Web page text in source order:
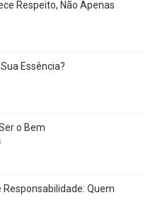
Respeito, Não Apenas
Essência?
o Bem
Responsabilidade: Quem